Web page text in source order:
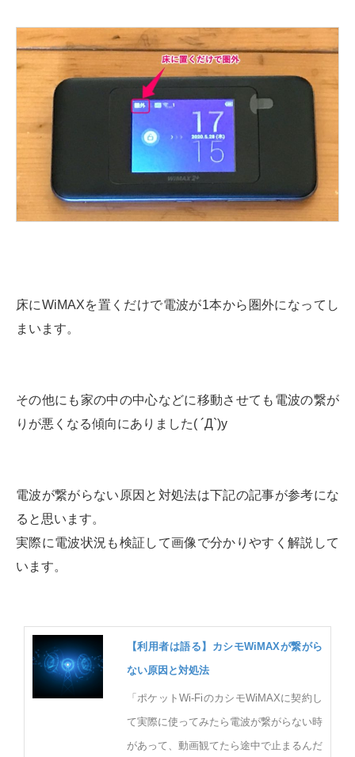
床にWiMAXを置くだけで電波が1本から圏外になってし
まいます。
その他にも家の中の中心などに移動させても電波の繋が
りが悪くなる傾向にありました( ´Д`)y
電波が繋がらない原因と対処法は下記の記事が参考にな
ると思います。
実際に電波状況も検証して画像で分かりやすく解説して
います。
【利用者は語る】カシモWiMAXが繋がら
ない原因と対処法
「ポケットWi-FiのカシモWiMAXに契約し
て実際に使ってみたら電波が繋がらない時
があって、動画観てたら途中で止まるんだ